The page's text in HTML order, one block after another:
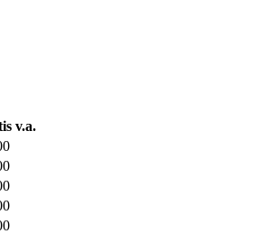
v.a.